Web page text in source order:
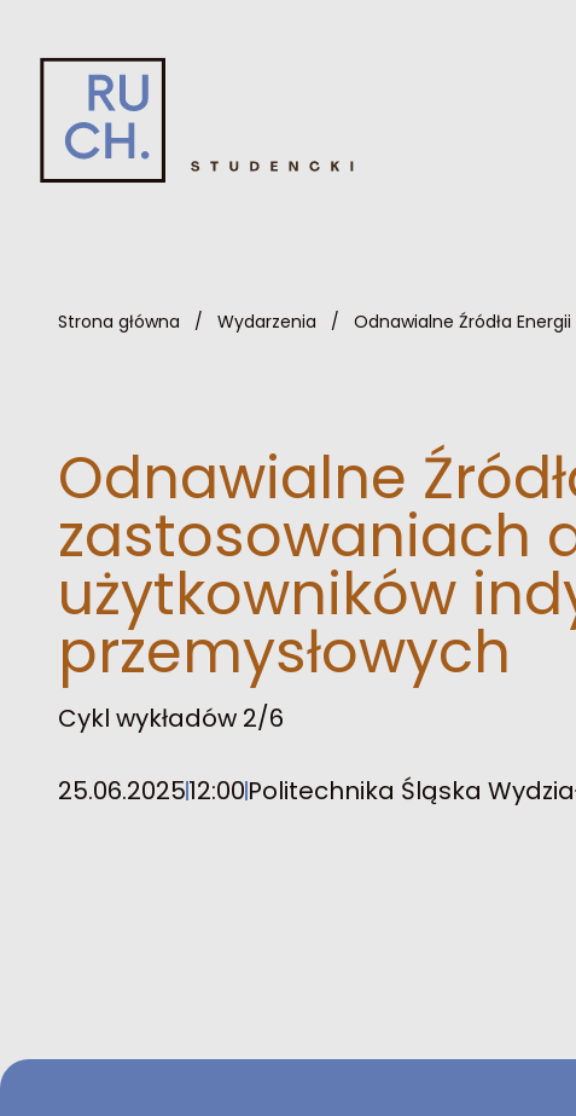
Strona główna / Wydarzenia / Odnawialne Źródła
Odnawialne
zastosowaniach
użytkowników
przemysłowych
Cykl wykładów 2/6
25.06.202512:00Politechnika Śląska